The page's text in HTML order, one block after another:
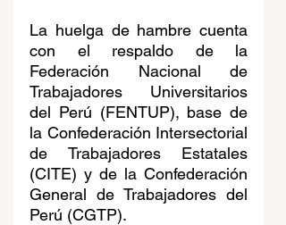
La huelga de hambre cuenta
con el respaldo de la
Federación Nacional de
Trabajadores Universitarios
del Perú (FENTUP), base de
la Confederación Intersectorial
de Trabajadores Estatales
(CITE) y de la Confederación
General de Trabajadores del
Perú (CGTP).